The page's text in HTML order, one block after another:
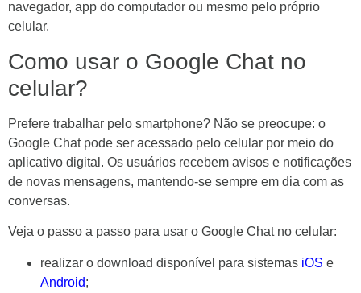
navegador, app do computador ou mesmo pelo próprio
celular.
Como usar o Google Chat no
celular?
Prefere trabalhar pelo smartphone? Não se preocupe: o
Google Chat pode ser acessado pelo celular por meio do
aplicativo digital. Os usuários recebem avisos e notificações
de novas mensagens, mantendo-se sempre em dia com as
conversas.
Veja o passo a passo para usar o Google Chat no celular:
realizar o download disponível para sistemas iOS e
Android;